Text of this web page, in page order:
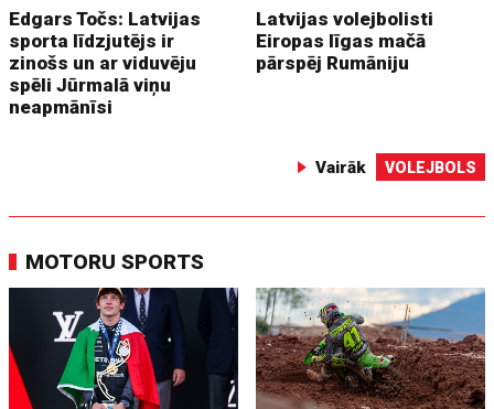
Edgars Točs: Latvijas
sporta līdzjutējs ir
zinošs un ar viduvēju
spēli Jūrmalā viņu
neapmānīsi
Latvijas volejbolisti
Eiropas līgas mačā
pārspēj Rumāniju
Vairāk VOLEJBOLS
MOTORU SPORTS